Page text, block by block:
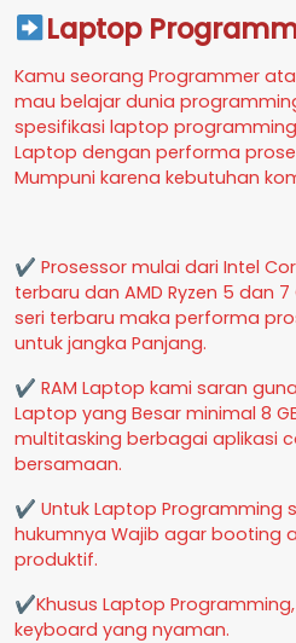
Laptop
Kamu seorang Programmer
mau belajar dunia
spesifikasi laptop
Laptop dengan performa
Mumpuni karena kebutuhan
✔ Prosessor mulai dari Intel
terbaru dan AMD Ryzen 5 dan
seri terbaru maka performa
untuk jangka Panjang.
✔ RAM Laptop kami saran
Laptop yang Besar minimal 8
multitasking berbagai aplikasi
bersamaan.
✔ Untuk Laptop Programming
hukumnya Wajib agar booting
produktif.
✔Khusus Laptop
keyboard yang nyaman.